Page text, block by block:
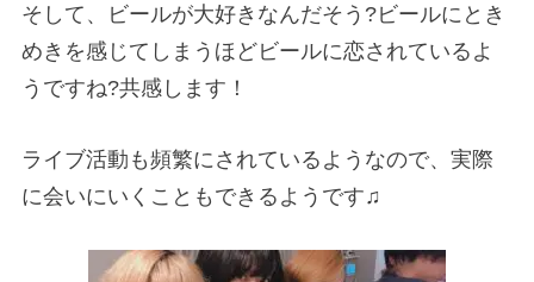
そして、ビールが大好きなんだそう ?ビールにとき
めきを感じてしまうほどビールに恋されているよ
うですね?共感します！
ライブ活動も頻繁にされているようなので、実際
に会いにいくこともできるようです♫